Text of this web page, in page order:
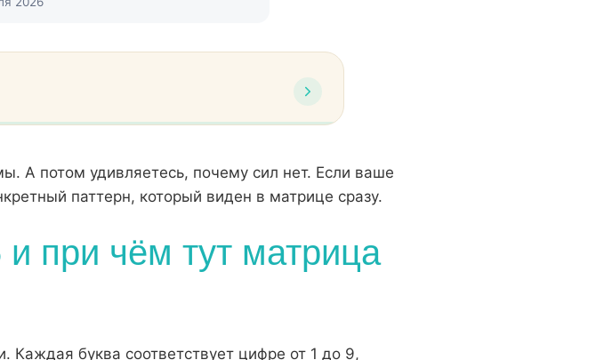
в ловушку
шаги, а не аффирмации
А потом удивляетесь, почему сил нет. Если ваше
паттерн, который виден в матрице сразу.
при чём тут матрица
Каждая буква соответствует цифре от 1 до 9,